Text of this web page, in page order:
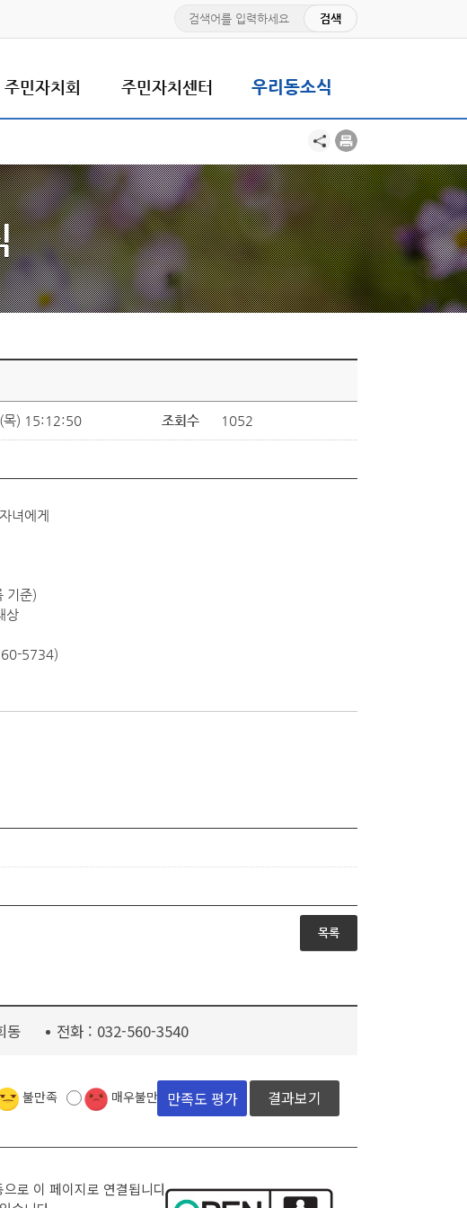
주민자치회 주민자치센터 우리동소식
목) 15:12:50 조회수 1052
녀에게
기준)
상
5734)
목록
동 전화 : 032-560-3540
불만족 매우불만족 결과보기
로 이 페이지로 연결됩니다.